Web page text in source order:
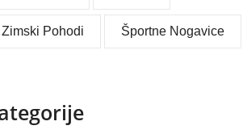
Zimski Pohodi Športne Nogavice